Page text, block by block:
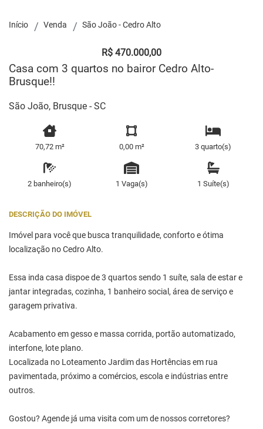
Início Venda São João - Cedro Alto
R$ 470.000,00
Casa com 3 quartos no bairor Cedro Alto-
Brusque!!
São João, Brusque - SC
70,72 m² 0,00 m² 3 quarto(s)
2 banheiro(s) 1 Vaga(s) 1 Suíte(s)
DESCRIÇÃO DO IMÓVEL
Imóvel para você que busca tranquilidade, conforto e ótima
localização no Cedro Alto.
Essa inda casa dispoe de 3 quartos sendo 1 suíte, sala de estar e
jantar integradas, cozinha, 1 banheiro social, área de serviço e
garagem privativa.
Acabamento em gesso e massa corrida, portão automatizado,
interfone, lote plano.
Localizada no Loteamento Jardim das Hortências em rua
pavimentada, próximo a comércios, escola e indústrias entre
outros.
Gostou? Agende já uma visita com um de nossos corretores?